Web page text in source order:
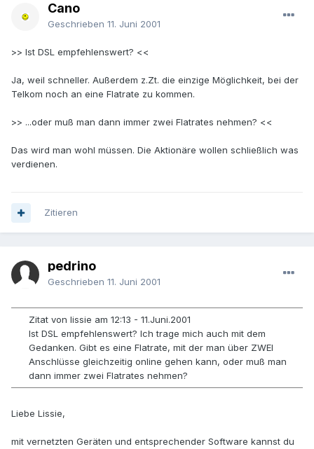
Cano
Geschrieben 11. Juni 2001
>> Ist DSL empfehlenswert? <<
Ja, weil schneller. Außerdem z.Zt. die einzige Möglichkeit, bei der
Telkom noch an eine Flatrate zu kommen.
>> ...oder muß man dann immer zwei Flatrates nehmen? <<
Das wird man wohl müssen. Die Aktionäre wollen schließlich was
verdienen.
Zitieren
pedrino
Geschrieben 11. Juni 2001
Zitat von lissie am 12:13 - 11.Juni.2001
Ist DSL empfehlenswert? Ich trage mich auch mit dem
Gedanken. Gibt es eine Flatrate, mit der man über ZWEI
Anschlüsse gleichzeitig online gehen kann, oder muß man
dann immer zwei Flatrates nehmen?
Liebe Lissie,
mit vernetzten Geräten und entsprechender Software kannst du